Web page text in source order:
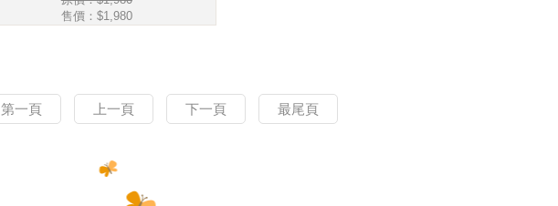
售價： $1,980
第一頁 上一頁 下一頁 最尾頁